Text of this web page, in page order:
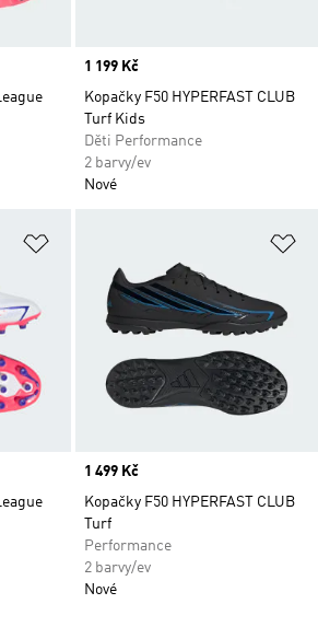
Price
1 199 Kč
Kopačky F50 HYPERFAST CLUB
Turf Kids
Děti Performance
2 barvy/ev
Nové
Price
1 499 Kč
Kopačky F50 HYPERFAST CLUB
Turf
Performance
2 barvy/ev
Nové